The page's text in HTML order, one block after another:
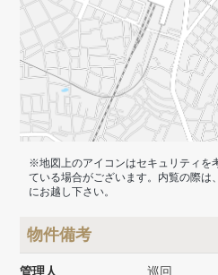
※地図上のアイコンはセキュリティを
ている場合がございます。内覧の際は
にお越し下さい。
物件備考
管理人 巡回